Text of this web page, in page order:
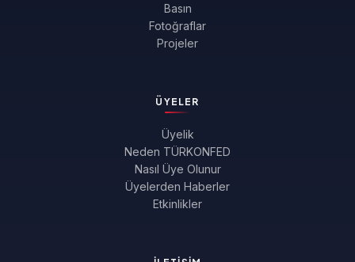
Basın
Fotoğraflar
Projeler
ÜYELER
Üyelik
Neden TÜRKONFED
Nasıl Üye Olunur
Üyelerden Haberler
Etkinlikler